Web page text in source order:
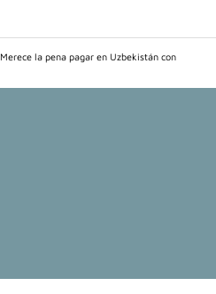
Merece la pena pagar en Uzbekistán con